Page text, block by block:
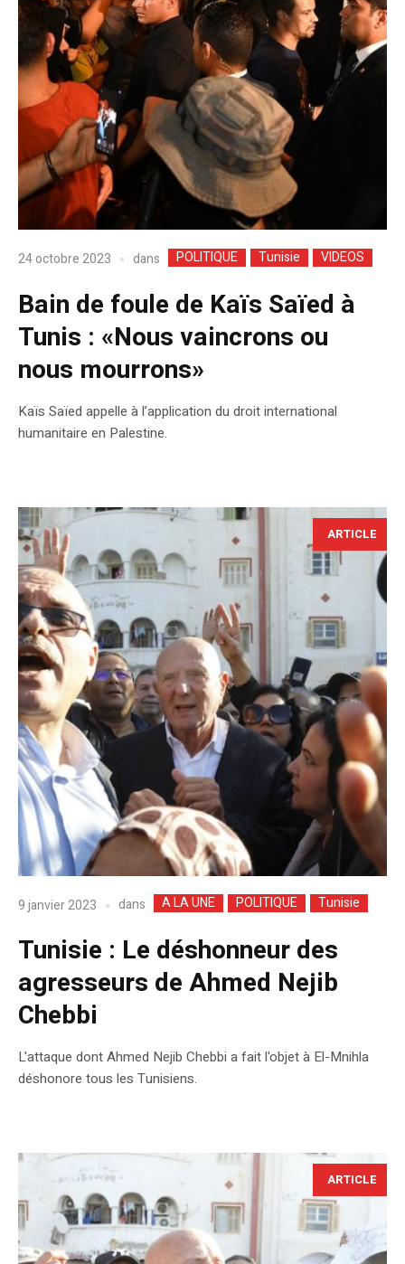
24 octobre 2023 dans POLITIQUE Tunisie VIDEOS
Bain de foule de Kaïs Saïed à
Tunis : «Nous vaincrons ou
nous mourrons»
Kaïs Saïed appelle à l’application du droit international
humanitaire en Palestine.
ARTICLE
9 janvier 2023 dans A LA UNE POLITIQUE Tunisie
Tunisie : Le déshonneur des
agresseurs de Ahmed Nejib
Chebbi
L'attaque dont Ahmed Nejib Chebbi a fait l'objet à El-Mnihla
déshonore tous les Tunisiens.
ARTICLE